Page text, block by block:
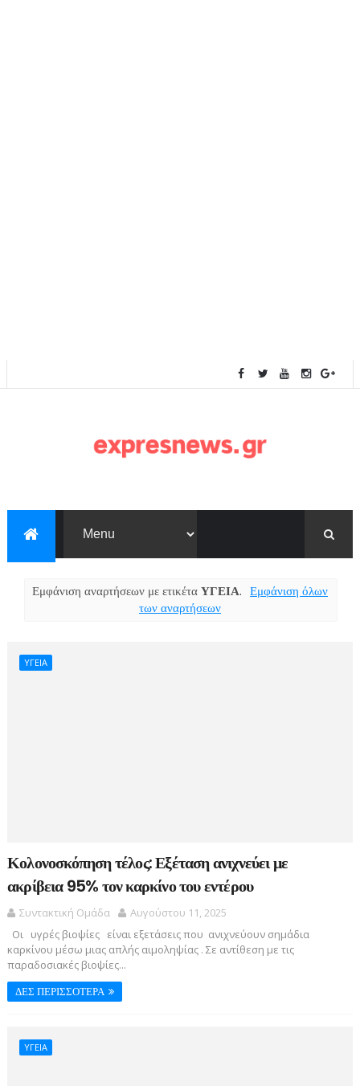
Εμφάνιση αναρτήσεων με ετικέταΥΓΕΙΑ. Εμφάνιση όλων
των αναρτήσεων
ΥΓΕΙΑ
Κολονοσκόπηση τέλος: Εξέταση ανιχνεύει με
ακρίβεια 95% τον καρκίνο του εντέρου
Συντακτική Ομάδα
Αυγούστου 11, 2025
Οι υγρές βιοψίες είναι εξετάσεις που ανιχνεύουν σημάδια
καρκίνου μέσω μιας απλής αιμοληψίας . Σε αντίθεση με τις
παραδοσιακές βιοψίες...
ΔΕΣ ΠΕΡΙΣΣΟΤΕΡΑ
ΥΓΕΙΑ